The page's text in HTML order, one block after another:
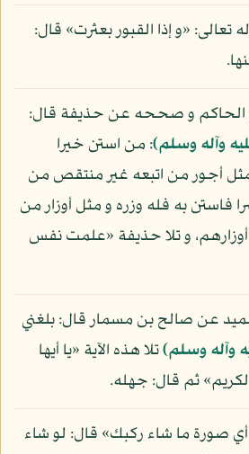
تعالى: «و إذا القبور بعثرت» قال:
الحاكم و صححه عن حذيفة قال:
وآله وسلم): من استن خيرا
أجور من اتبعه غير منتقص من
به فله وزره و مثل أوزار من
و تلا حذيفة «علمت نفس
عن صالح بن مسمار قال: بلغني
وآله وسلم)تلا هذه الآية «يا أيها
ثم قال: جهله.
أي صورة ما شاء ركبك» قال: لو شاء